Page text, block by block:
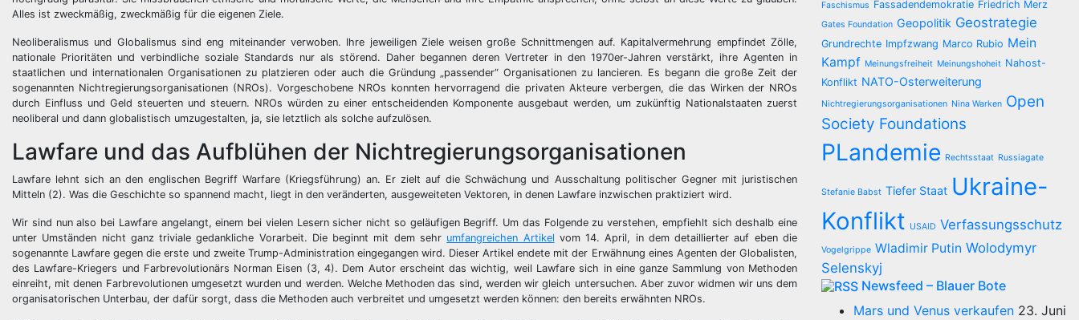
Alles ist zweckmäßig, zweckmäßig für die eigenen Ziele.
Neoliberalismus und Globalismus sind eng miteinander verwoben. Ihre jeweiligen Ziele weisen große Schnittmengen auf. Kapitalvermehrung empfindet Zölle,
nationale Prioritäten und verbindliche soziale Standards nur als störend. Daher begannen deren Vertreter in den 1970er-Jahren verstärkt, ihre Agenten in
staatlichen und internationalen Organisationen zu platzieren oder auch die Gründung „passender“ Organisationen zu lancieren. Es begann die große Zeit der
sogenannten Nichtregierungsorganisationen (NROs). Vorgeschobene NROs konnten hervorragend die privaten Akteure verbergen, die das Wirken der NROs
durch Einfluss und Geld steuerten und steuern. NROs würden zu einer entscheidenden Komponente ausgebaut werden, um zukünftig Nationalstaaten zuerst
neoliberal und dann globalistisch umzugestalten, ja, sie letztlich als solche aufzulösen.
Lawfare und das Aufblühen der Nichtregierungsorganisationen
Lawfare lehnt sich an den englischen Begriff Warfare (Kriegsführung) an. Er zielt auf die Schwächung und Ausschaltung politischer Gegner mit juristischen
Mitteln (2). Was die Geschichte so spannend macht, liegt in den veränderten, ausgeweiteten Vektoren, in denen Lawfare inzwischen praktiziert wird.
Wir sind nun also bei Lawfare angelangt, einem bei vielen Lesern sicher nicht so geläufigen Begriff. Um das Folgende zu verstehen, empfiehlt sich deshalb eine
unter Umständen nicht ganz triviale gedankliche Vorarbeit. Die beginnt mit dem sehr umfangreichen Artikel vom 14. April, in dem detaillierter auf eben die
sogenannte Lawfare gegen die erste und zweite Trump-Administration eingegangen wird. Dieser Artikel endete mit der Erwähnung eines Agenten der Globalisten,
des Lawfare-Kriegers und Farbrevolutionärs Norman Eisen (3, 4). Dem Autor erscheint das wichtig, weil Lawfare sich in eine ganze Sammlung von Methoden
einreiht, mit denen Farbrevolutionen umgesetzt wurden und werden. Welche Methoden das sind, werden wir gleich untersuchen. Aber zuvor widmen wir uns dem
organisatorischen Unterbau, der dafür sorgt, dass die Methoden auch verbreitet und umgesetzt werden können: den bereits erwähnten NROs.
Faschismus Fassadendemokratie Friedrich Merz
Gates Foundation Geopolitik Geostrategie
Grundrechte Impfzwang Marco Rubio Mein
Kampf Meinungsfreiheit Meinungshoheit Nahost-
Konflikt NATO-Osterweiterung
Nichtregierungsorganisationen Nina Warken Open
Society Foundations
PLandemie Rechtsstaat Russiagate
Stefanie Babst Tiefer Staat Ukraine-
Konflikt USAID Verfassungsschutz
Vogelgrippe Wladimir Putin Wolodymyr
Selenskyj
Newsfeed – Blauer Bote
Mars und Venus verkaufen 23. Juni